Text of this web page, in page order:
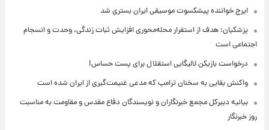
ایرج خواننده پیشکسوت موسیقی ایران بستری شد
پزشکیان: هدف از استقرار محله‌محوری افزایش ثبات زندگی، وحدت و انسجام
اجتماعی است
درخواست بازیکن لالیگایی استقلال برای پست حساس!
واکنش بقایی به سخنان ترامپ که مدعی غنیمت‌گیری از ایران شده است
بیانیه دبیرکل مجمع خبرنگاران و نویسندگان دفاع مقدس و مقاومت به مناسبت
روز خبرنگار